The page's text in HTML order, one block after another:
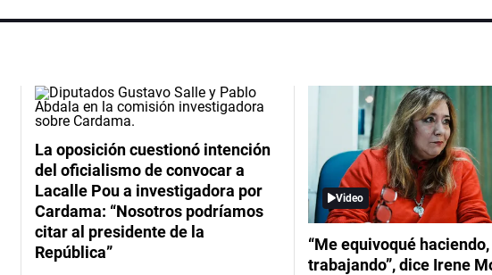
La oposición cuestionó intención
del oficialismo de convocar a
Lacalle Pou a investigadora por
Cardama: “Nosotros podríamos
citar al presidente de la
República”
Video
“Me equivoqué haciendo,
trabajando”, dice Irene